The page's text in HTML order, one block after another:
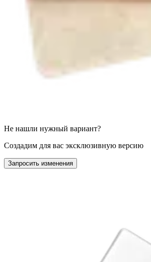
Не нашли нужный вариант?
Создадим для вас эксклюзивную версию
Запросить изменения